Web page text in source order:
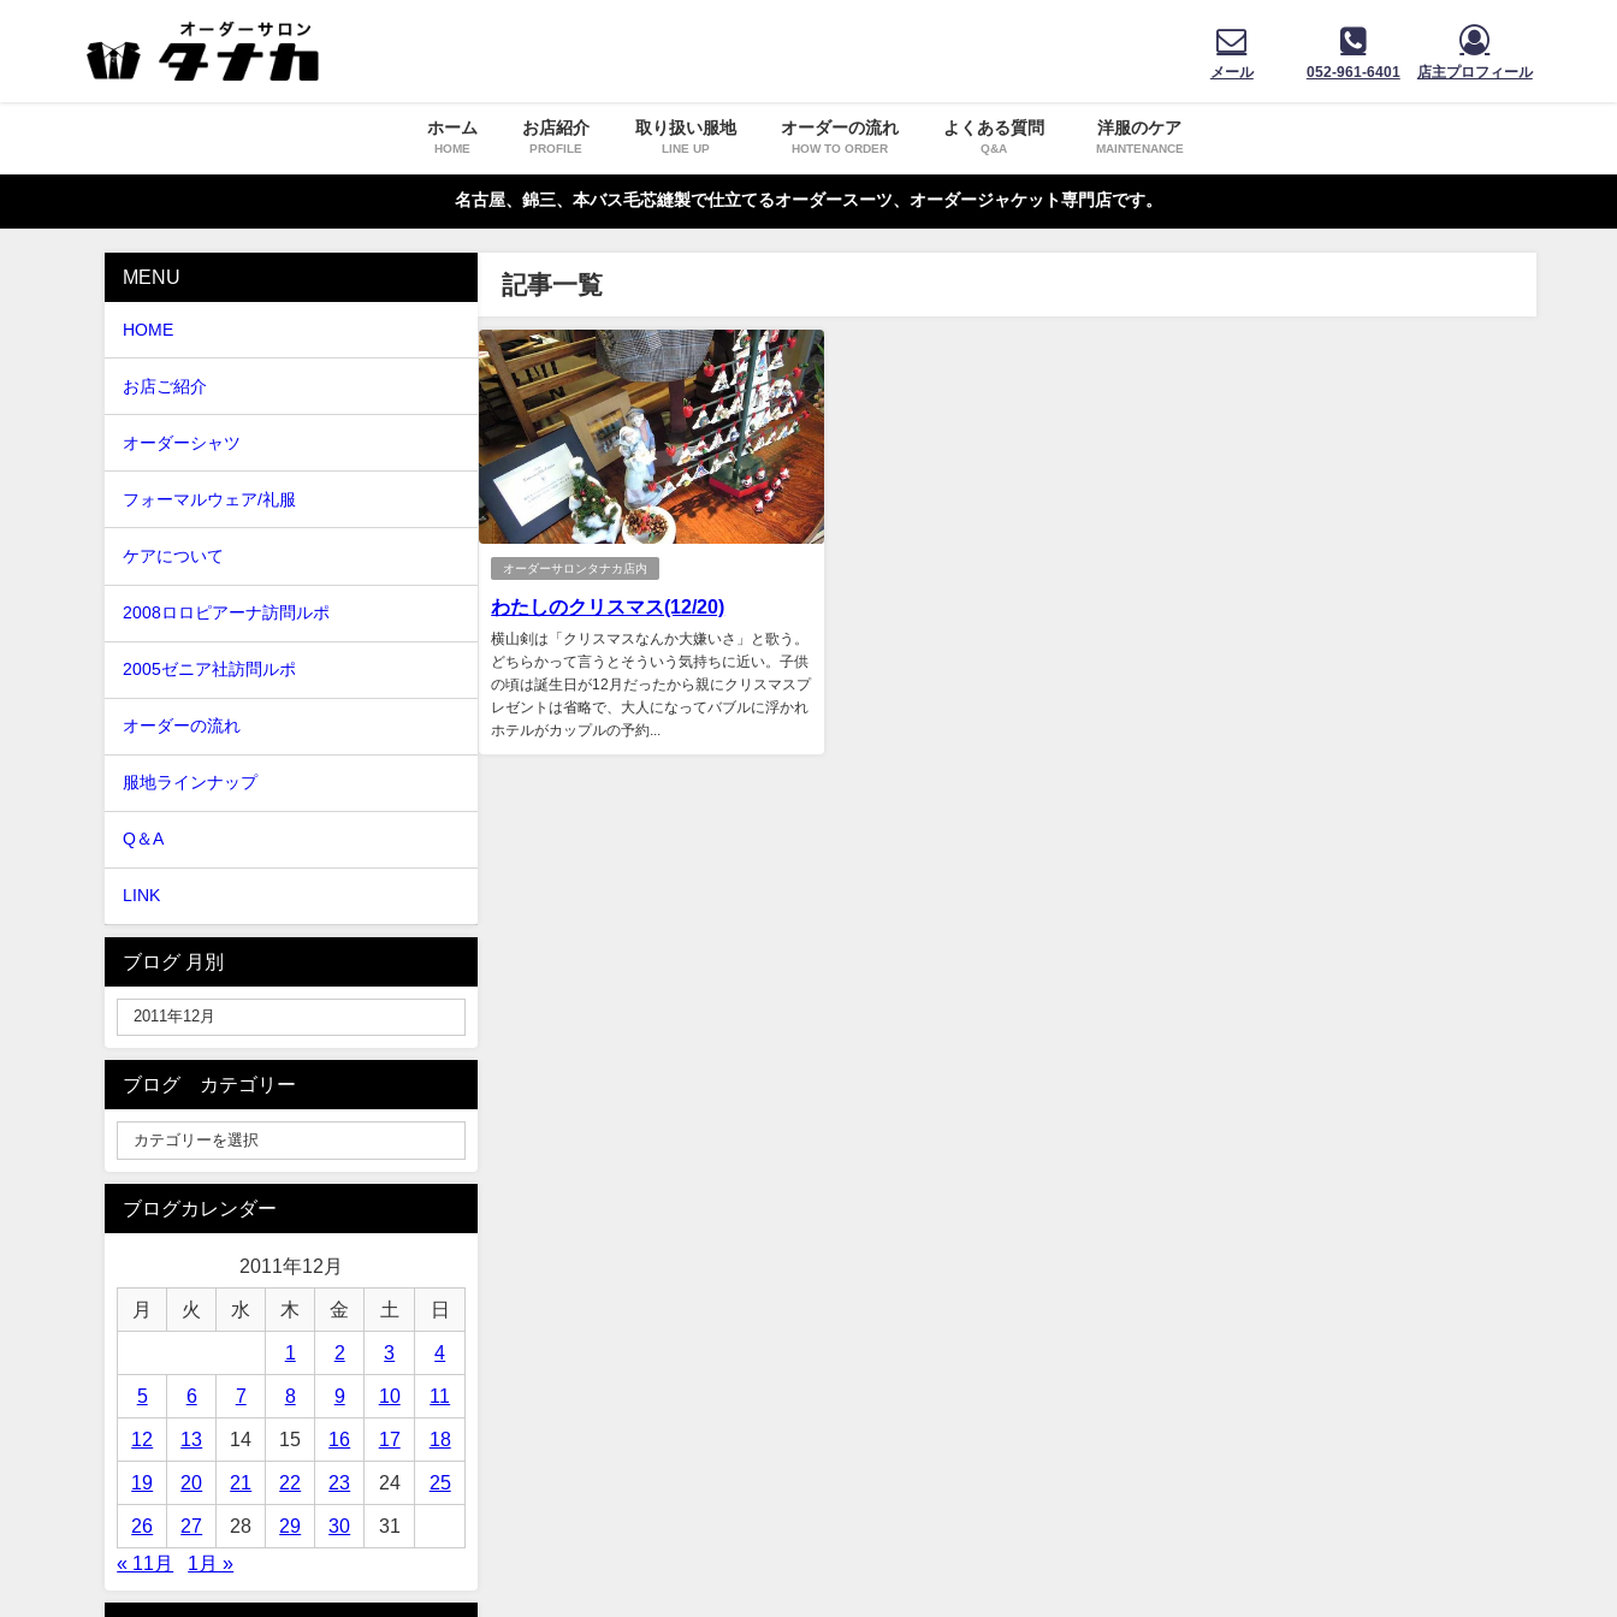
メール 052-961-6401 店主プロフィール
ホーム
HOME
お店紹介
PROFILE
取り扱い服地
LINE UP
オーダーの流れ
HOW TO ORDER
よくある質問
Q&A
洋服のケア
MAINTENANCE
名古屋、錦三、本バス毛芯縫製で仕立てるオーダースーツ、オーダージャケット専門店です。
記事一覧
オーダーサロンタナカ店内
わたしのクリスマス(12/20)
横山剣は「クリスマスなんか大嫌いさ」と歌う。
どちらかって言うとそういう気持ちに近い。子供
の頃は誕生日が12月だったから親にクリスマスプ
レゼントは省略で、大人になってバブルに浮かれ
ホテルがカップルの予約...
MENU
HOME
お店ご紹介
オーダーシャツ
フォーマルウェア/礼服
ケアについて
2008ロロピアーナ訪問ルポ
2005ゼニア社訪問ルポ
オーダーの流れ
服地ラインナップ
Q＆A
LINK
ブログ 月別
ブログ カテゴリー
ブログカレンダー
2011年12月
月 火 水 木 金 土 日
1 2 3 4
5 6 7 8 9 10 11
12 13 14 15 16 17 18
19 20 21 22 23 24 25
26 27 28 29 30
31
« 11月
1月 »